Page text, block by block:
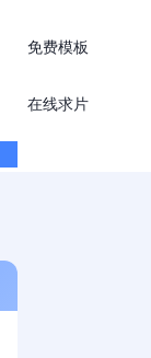
免费模板
在线求片